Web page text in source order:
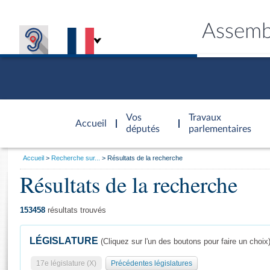
Accueil
d'accueil
Vos
députés
Travaux
parlementaires
Général
Vous
Accueil Recherche sur... Résultats de la recherche
Résultats de la recherche
153458 résultats trouvés
LÉGISLATURE (Cliquez sur l'un des boutons pour faire un choix)
17e législature (X) Précédentes législatures